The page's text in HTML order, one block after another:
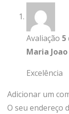
Avaliação 5
Maria Joao
Excelência
Adicionar um
O seu endereço